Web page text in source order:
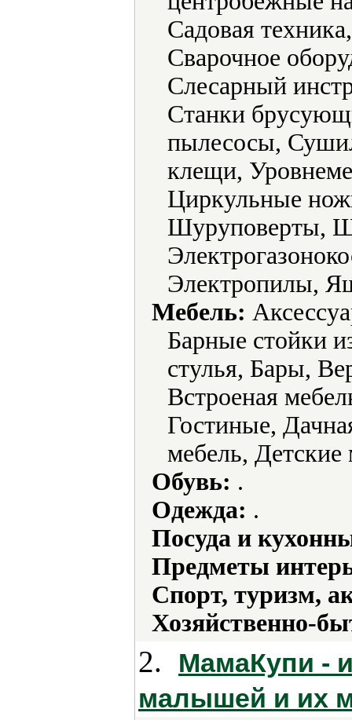
Садовая
Сварочное
Слесарный
Станки
пылесосы,
клещи,
Циркульные
Шуруповерты,
Электропилы,
Мебель:
Барные стойки
стулья, Бары,
Встроеная
Гостиные,
мебель, Детские
Обувь: .
Одежда: .
Посуда и
Предметы
Спорт, туризм,
Хозяйственно-
2.
МамаКупи -
малышей и их